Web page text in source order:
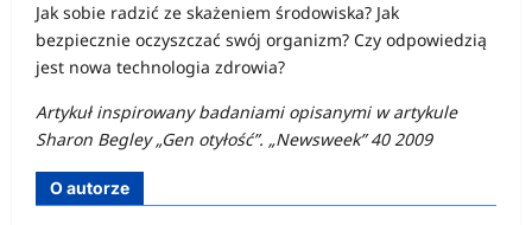
Jak sobie radzić ze skażeniem środowiska? Jak
bezpiecznie oczyszczać swój organizm? Czy odpowiedzią
jest nowa technologia zdrowia?
Artykuł inspirowany badaniami opisanymi w artykule
Sharon Begley „Gen otyłość”. „Newsweek” 40 2009
O autorze